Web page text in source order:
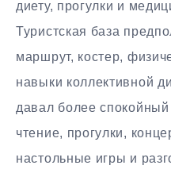
диету, прогулки и
Туристская база
маршрут, костер,
навыки коллективной
давал более
чтение, прогулки,
настольные игры и